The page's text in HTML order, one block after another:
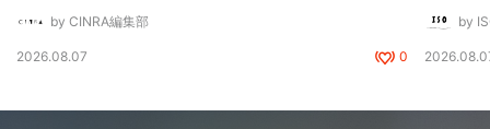
by CINRA編集部
2026.08.07 0
by